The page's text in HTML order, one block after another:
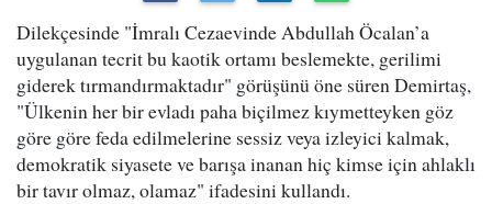
Dilekçesinde "İmralı Cezaevinde Abdullah Öcalan’a
uygulanan tecrit bu kaotik ortamı beslemekte, gerilimi
giderek tırmandırmaktadır" görüşünü öne süren Demirtaş,
"Ülkenin her bir evladı paha biçilmez kıymetteyken göz
göre göre feda edilmelerine sessiz veya izleyici kalmak,
demokratik siyasete ve barışa inanan hiç kimse için ahlaklı
bir tavır olmaz, olamaz" ifadesini kullandı.